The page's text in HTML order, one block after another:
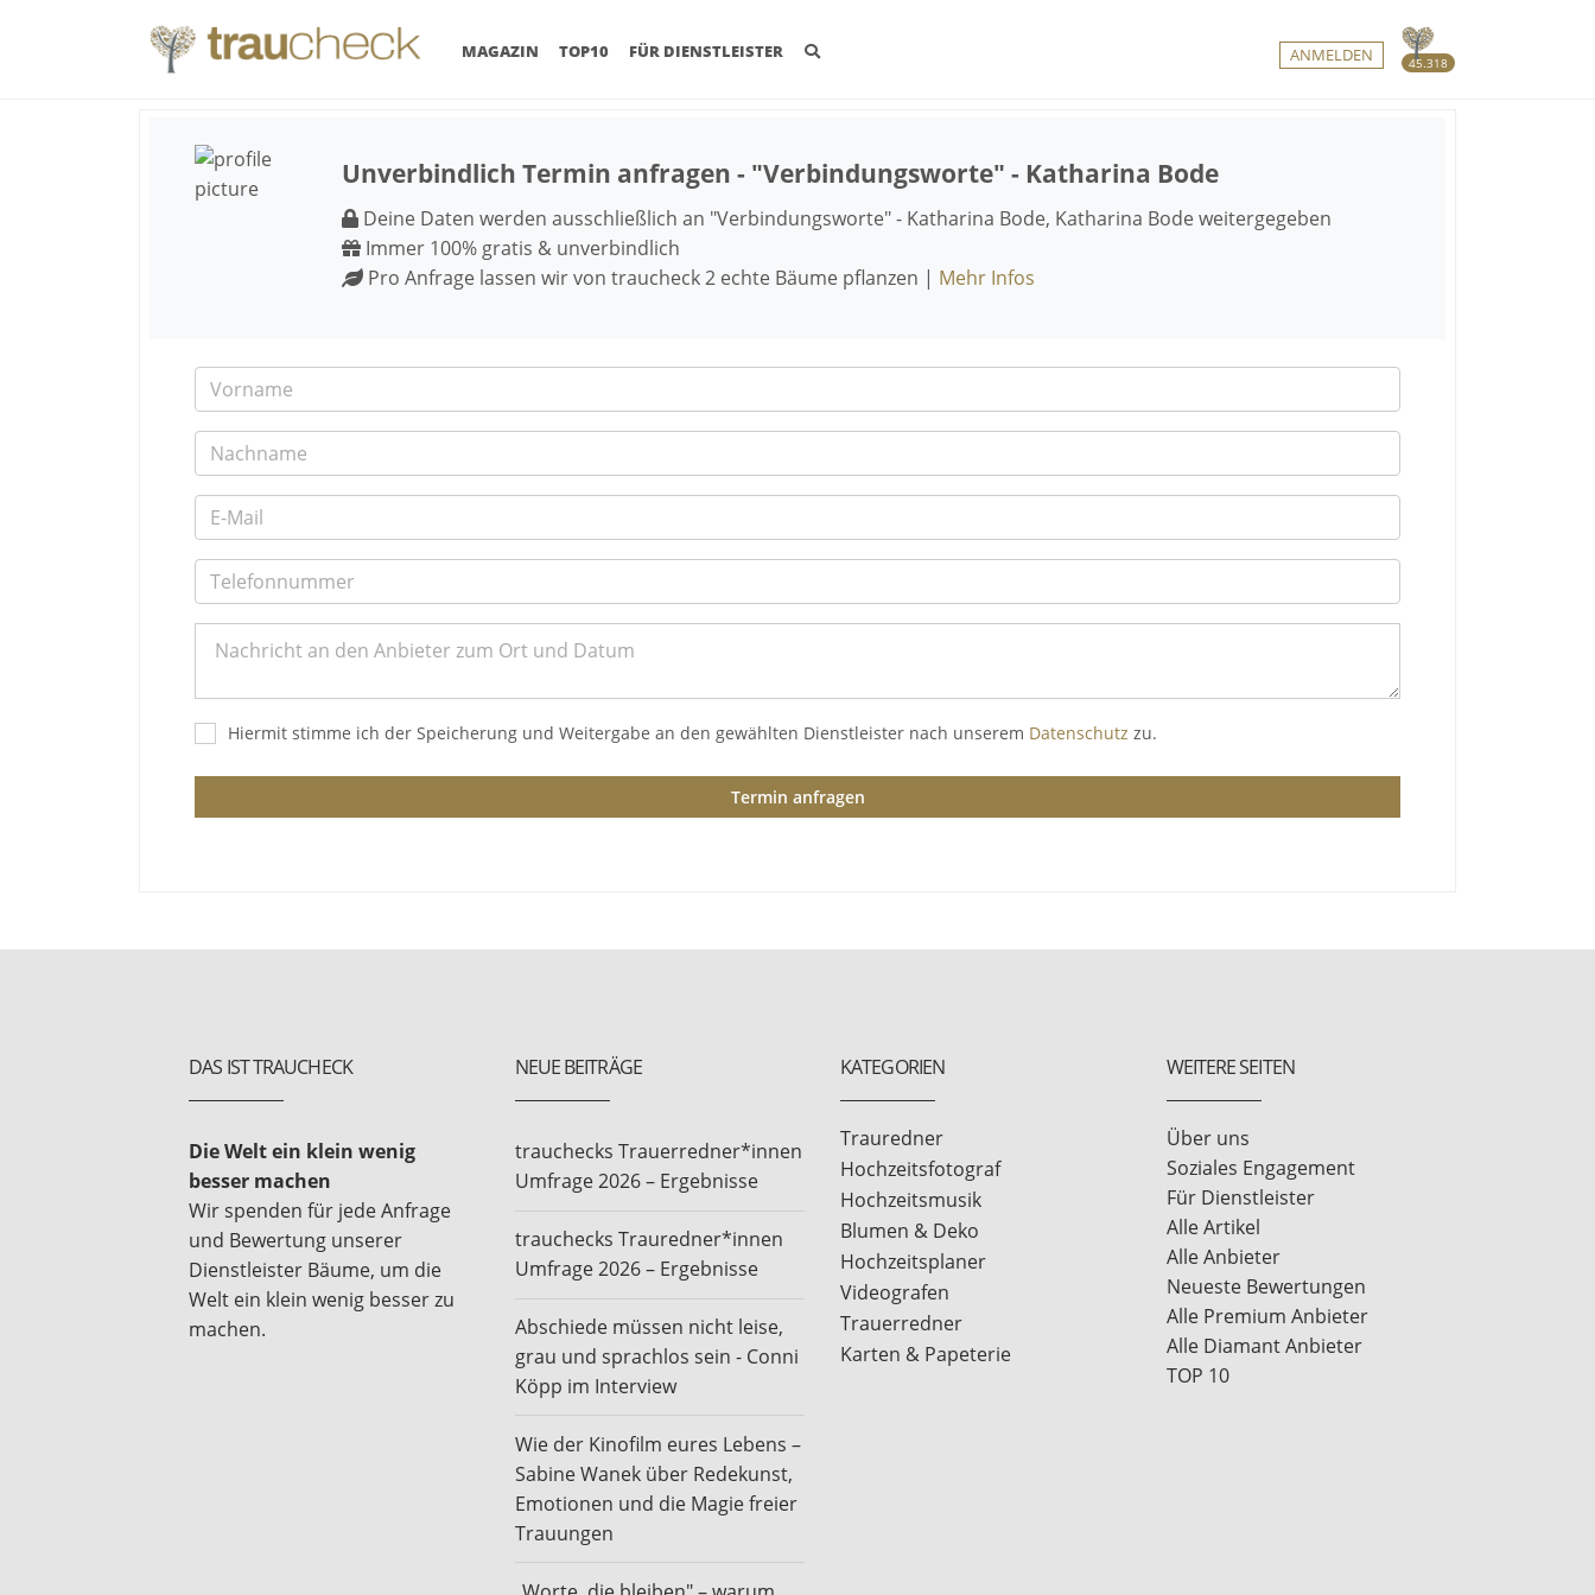
45.318
MAGAZIN (CURRENT)
TOP10 FÜR DIENSTLEISTER ANMELDEN
Unverbindlich Termin anfragen - "Verbindungsworte" - Katharina Bode
Deine Daten werden ausschließlich an "Verbindungsworte" - Katharina Bode, Katharina Bode weitergegeben
Immer 100% gratis & unverbindlich
Pro Anfrage lassen wir von traucheck 2 echte Bäume pflanzen | Mehr Infos
Hiermit stimme ich der Speicherung und Weitergabe an den gewählten Dienstleister nach unserem Datenschutz zu.
Termin anfragen
DAS IST TRAUCHECK
Die Welt ein klein wenig
besser machen
Wir spenden für jede Anfrage
und Bewertung unserer
Dienstleister Bäume, um die
Welt ein klein wenig besser zu
machen.
NEUE BEITRÄGE
trauchecks Trauerredner*innen
Umfrage 2026 – Ergebnisse
trauchecks Trauredner*innen
Umfrage 2026 – Ergebnisse
Abschiede müssen nicht leise,
grau und sprachlos sein - Conni
Köpp im Interview
Wie der Kinofilm eures Lebens –
Sabine Wanek über Redekunst,
Emotionen und die Magie freier
Trauungen
KATEGORIEN
Trauredner
Hochzeitsfotograf
Hochzeitsmusik
Blumen & Deko
Hochzeitsplaner
Videografen
Trauerredner
Karten & Papeterie
WEITERE SEITEN
Über uns
Soziales Engagement
Für Dienstleister
Alle Artikel
Alle Anbieter
Neueste Bewertungen
Alle Premium Anbieter
Alle Diamant Anbieter
TOP 10